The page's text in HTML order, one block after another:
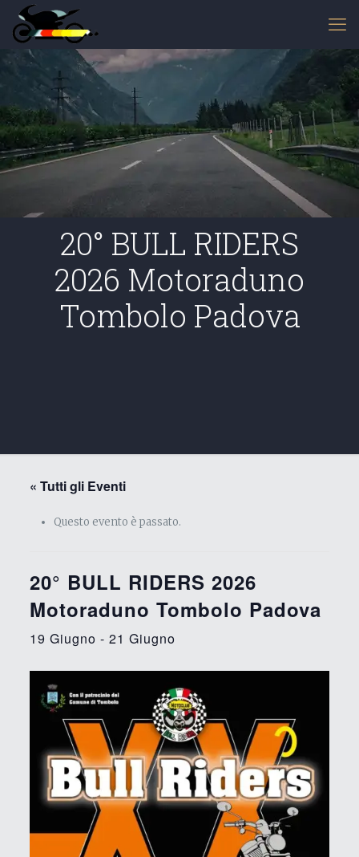
20° BULL RIDERS
2026 Motoraduno
Tombolo Padova
« Tutti gli Eventi
Questo evento è passato.
20° BULL RIDERS 2026
Motoraduno Tombolo Padova
19 Giugno - 21 Giugno